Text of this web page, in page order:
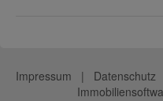
Impressum | Datenschutz